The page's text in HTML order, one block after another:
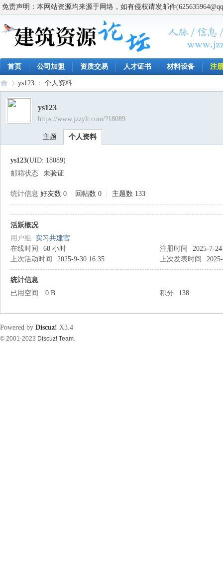
免责声明：本网站资源均来源于网络，如有侵权请发邮件
首页 公司加盟 资质交易 人才证书 材料设备 注
资
›
ys123 个人资料
ys123
https://www.jzzylt.com/?18089
主题 个人资料
ys123(UID: 18089)
邮箱状态
未验证
统计信息 好友数 0 回帖数 0 主题数 133
活跃概况
用户组 实习共建官
在线时间
68 小时 注册时间
2025-7-
上次活动时间
2025-9-30 16:35 上次发表时间
统计信息
已用空间
0 B 积分 138
Powered by Discuz! X3.4
© 2001-2023 Discuz! Team